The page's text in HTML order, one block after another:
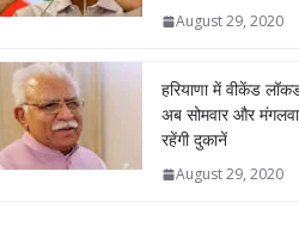
August 29, 2020
हरियाणा में वीकेंड
अब सोमवार और
रहेंगी दुकानें
August 29, 2020